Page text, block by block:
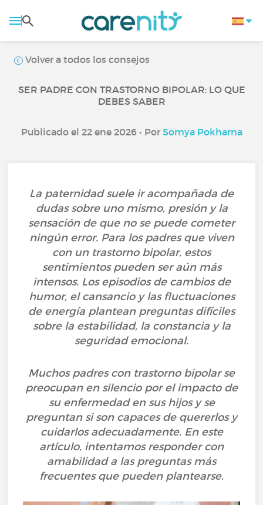
Volver a todos los consejos
SER PADRE CON TRASTORNO BIPOLAR: LO QUE
DEBES SABER
Publicado el 22 ene 2026 • Por Somya Pokharna
La paternidad suele ir acompañada de
dudas sobre uno mismo, presión y la
sensación de que no se puede cometer
ningún error. Para los padres que viven
con un trastorno bipolar, estos
sentimientos pueden ser aún más
intensos. Los episodios de cambios de
humor, el cansancio y las fluctuaciones
de energía plantean preguntas difíciles
sobre la estabilidad, la constancia y la
seguridad emocional.
Muchos padres con trastorno bipolar se
preocupan en silencio por el impacto de
su enfermedad en sus hijos y se
preguntan si son capaces de quererlos y
cuidarlos adecuadamente. En este
artículo, intentamos responder con
amabilidad a las preguntas más
frecuentes que pueden plantearse.